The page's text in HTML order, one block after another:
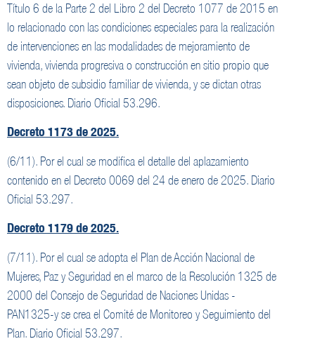
Título 6 de la Parte 2 del Libro 2 del Decreto 1077 de 2015 en
lo relacionado con las condiciones especiales para la realización
de intervenciones en las modalidades de mejoramiento de
vivienda, vivienda progresiva o construcción en sitio propio que
sean objeto de subsidio familiar de vivienda, y se dictan otras
disposiciones. Diario Oficial 53.296.
Decreto 1173 de 2025.
(6/11). Por el cual se modifica el detalle del aplazamiento
contenido en el Decreto 0069 del 24 de enero de 2025. Diario
Oficial 53.297.
Decreto 1179 de 2025.
(7/11). Por el cual se adopta el Plan de Acción Nacional de
Mujeres, Paz y Seguridad en el marco de la Resolución 1325 de
2000 del Consejo de Seguridad de Naciones Unidas -
PAN1325-y se crea el Comité de Monitoreo y Seguimiento del
Plan. Diario Oficial 53.297.